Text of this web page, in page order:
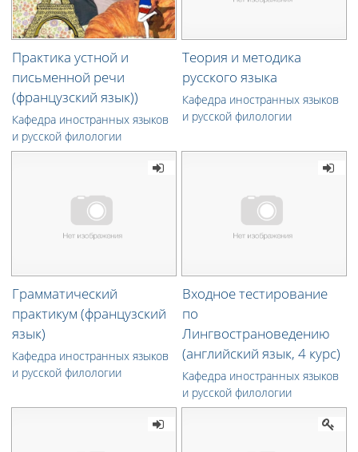
Практика устной и
письменной речи
(французский язык))
Кафедра иностранных языков
и русской филологии
Теория и методика
русского языка
Кафедра иностранных языков
и русской филологии
Грамматический
практикум (французский
язык)
Кафедра иностранных языков
и русской филологии
Входное тестирование
по
Лингвострановедению
(английский язык, 4 курс)
Кафедра иностранных языков
и русской филологии